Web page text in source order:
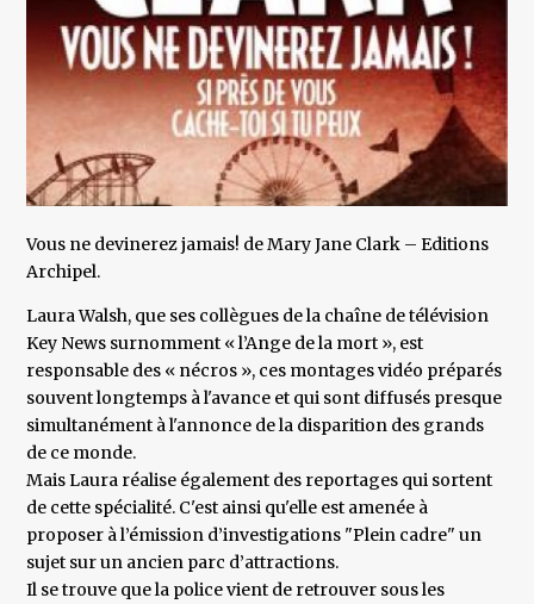
Vous ne devinerez jamais! de Mary Jane Clark – Editions
Archipel.
Laura Walsh, que ses collègues de la chaîne de télévision
Key News surnomment « l’Ange de la mort », est
responsable des « nécros », ces montages vidéo préparés
souvent longtemps à l'avance et qui sont diffusés presque
simultanément à l'annonce de la disparition des grands
de ce monde.
Mais Laura réalise également des reportages qui sortent
de cette spécialité. C'est ainsi qu'elle est amenée à
proposer à l’émission d’investigations "Plein cadre" un
sujet sur un ancien parc d’attractions.
Il se trouve que la police vient de retrouver sous les